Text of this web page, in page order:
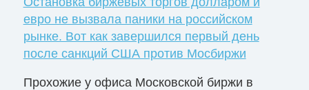
евро не вызвала паники на российском
рынке. Вот как завершился первый день
после санкций США против Мосбиржи
Прохожие у офиса Московской биржи в